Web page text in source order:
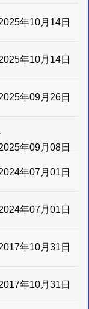
年10月14日
年10月14日
年09月26日
年09月08日
年07月01日
年07月01日
年10月31日
年10月31日